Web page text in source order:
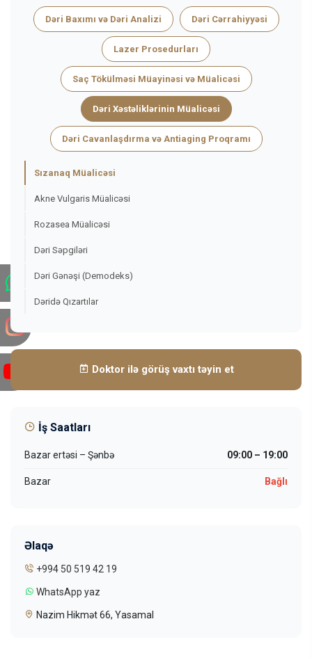
Dəri Baxımı və Dəri Analizi Dəri Cərrahiyyəsi
Lazer Prosedurları
Saç Tökülməsi Müayinəsi və Müalicəsi
Dəri Xəstəliklərinin Müalicəsi
Dəri Cavanlaşdırma və Antiaging Proqramı
Sızanaq Müalicəsi
Akne Vulgaris Müalicəsi
Rozasea Müalicəsi
Dəri Səpgiləri
Dəri Gənəşi (Demodeks)
Dəridə Qızartılar
Doktor ilə görüş vaxtı təyin et
İş Saatları
Bazar ertəsi – Şənbə 09:00 – 19:00
Bazar Bağlı
Əlaqə
+994 50 519 42 19
WhatsApp yaz
Nazim Hikmət 66, Yasamal